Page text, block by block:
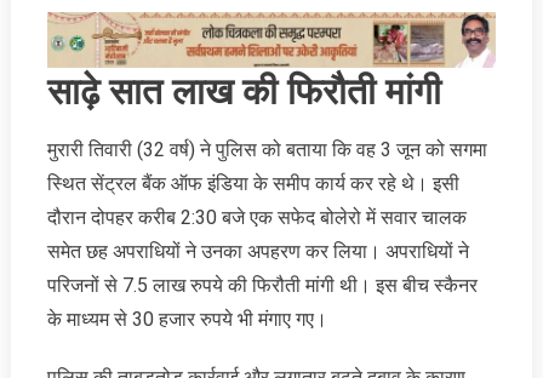
साढ़े सात लाख की फिरौती मांगी
मुरारी तिवारी (32 वर्ष) ने पुलिस को बताया कि वह 3 जून को सगमा
स्थित सेंट्रल बैंक ऑफ इंडिया के समीप कार्य कर रहे थे। इसी
दौरान दोपहर करीब 2:30 बजे एक सफेद बोलेरो में सवार चालक
समेत छह अपराधियों ने उनका अपहरण कर लिया। अपराधियों ने
परिजनों से 7.5 लाख रुपये की फिरौती मांगी थी। इस बीच स्कैनर
के माध्यम से 30 हजार रुपये भी मंगाए गए।